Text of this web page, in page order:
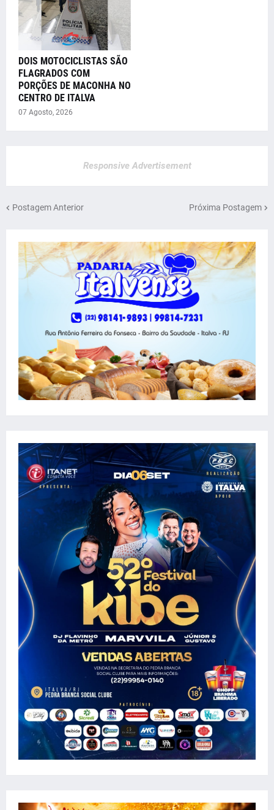
DOIS MOTOCICLISTAS SÃO
FLAGRADOS COM
PORÇÕES DE MACONHA NO
CENTRO DE ITALVA
07 Agosto, 2026
Responsive Advertisement
Postagem Anterior Próxima Postagem